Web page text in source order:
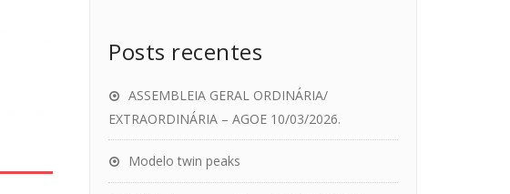
Posts recentes
ASSEMBLEIA GERAL ORDINÁRIA/
EXTRAORDINÁRIA – AGOE 10/03/2026.
Modelo twin peaks